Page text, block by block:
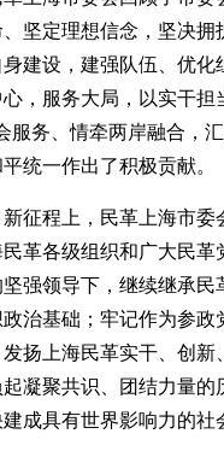
坚定理想信念，坚决
建设，建强队伍、优
，服务大局，以实干
服务、情牵两岸融合，
统一作出了积极贡献。
征程上，民革上海市
革各级组织和广大民
强领导下，继续继承民
治基础；牢记作为参
扬上海民革实干、创
凝聚共识、团结力量
成具有世界影响力的社